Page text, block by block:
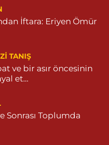
İftara: Eriyen Ömür
TANIŞ
ve bir asır öncesinin
et…
Sonrası Toplumda